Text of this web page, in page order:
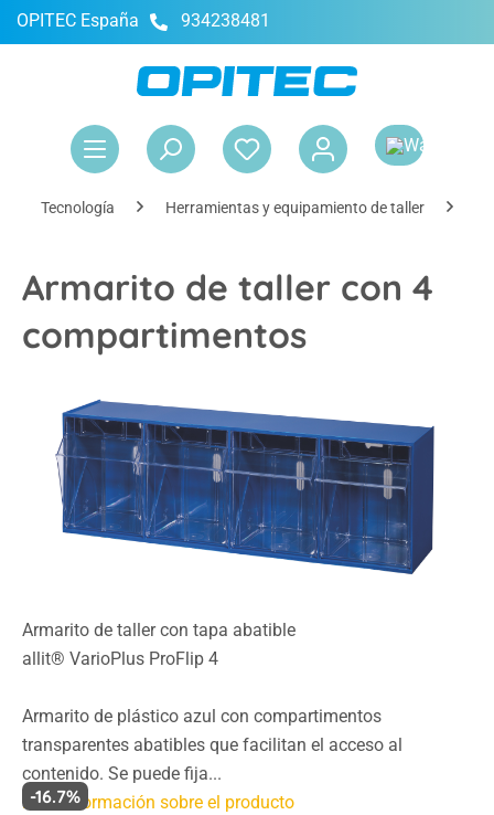
principal
OPITEC España 934238481
Tecnología Herramientas y equipamiento de taller
Armarito de taller con 4
compartimentos
Armarito de taller con tapa abatible
allit® VarioPlus ProFlip 4
Armarito de plástico azul con compartimentos
transparentes abatibles que facilitan el acceso al
contenido. Se puede fija...
Más información sobre el producto
-16.7%